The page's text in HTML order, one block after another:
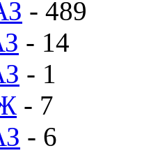
- 489
- 14
- 1
- 7
- 6